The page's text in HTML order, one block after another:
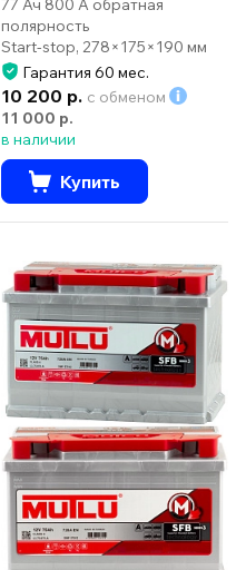
77 Ач 800 А обратная
полярность
Start-stop, 278×175×190 мм
Гарантия 60 мес.
10 200 р. с обменом
11 000 р.
в наличии
Купить